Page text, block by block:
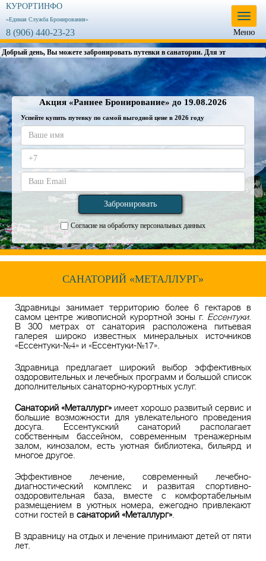
Меню
Меню
КУРОРТИНФО
«Единая Служба Бронирования»
8 (906) 440-23-23
Добрый день, Вы можете забронировать путевки в санатории. Для этого в
разделе "ЦЕНЫ"
Акция «Раннее Бронирование» до 19.08.2026
Успейте купить путевку по самой выгодной цене в 2026 году
Согласие на обработку персональных данных
САНАТОРИЙ «МЕТАЛЛУРГ»
Здравницы занимает территорию более 6 гектаров в
самом центре живописной курортной зоны г. Ессентуки.
В 300 метрах от санатория расположена питьевая
галерея широко известных минеральных источников
«Ессентуки-№4» и «Ессентуки-№17».
Здравница предлагает широкий выбор эффективных
оздоровительных и лечебных программ и большой список
дополнительных санаторно-курортных услуг.
Санаторий «Металлург» имеет хорошо развитый сервис и
большие возможности для увлекательного проведения
досуга. Ессентукский санаторий располагает
собственным бассейном, современным тренажерным
залом, кинозалом, есть уютная библиотека, бильярд и
многое другое.
Эффективное лечение, современный лечебно-
диагностический комплекс и развитая спортивно-
оздоровительная база, вместе с комфортабельным
размещением в уютных номера, ежегодно привлекают
сотни гостей в санаторий «Металлург»
В здравницу на отдых и лечение принимают детей от пяти
лет.